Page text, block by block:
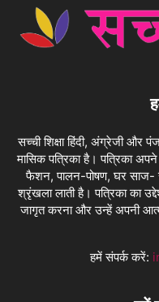
सच्ची शिक्षा हिंदी, अंग्रेजी और
मासिक पत्रिका है। पत्रिका
फैशन, पालन-पोषण, घर साज-
श्रृंखला लाती है। पत्रिका का
जागृत करना और उन्हें अपनी
हमें संपर्क करें: